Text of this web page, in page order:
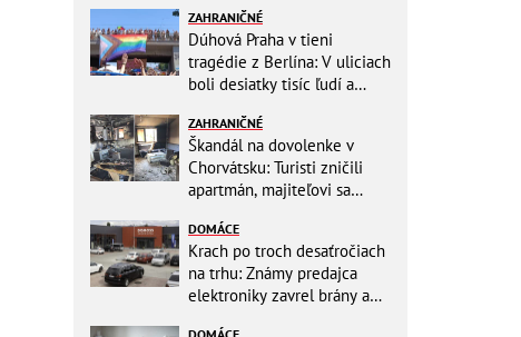
ZAHRANIČNÉ
Dúhová Praha v tieni
tragédie z Berlína: V uliciach
boli desiatky tisíc ľudí a
ZAHRANIČNÉ
Škandál na dovolenke v
Chorvátsku: Turisti zničili
apartmán, majiteľovi sa
preplatiť hotel
DOMÁCE
Krach po troch desaťročiach
na trhu: Známy predajca
elektroniky zavrel brány a